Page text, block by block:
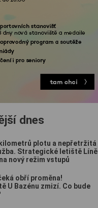
dnes
plotu a nepřetržitá
Strategické letiště Líně
nový režim vstupů
obří proměna!
U Bazénu zmizí. Co bude